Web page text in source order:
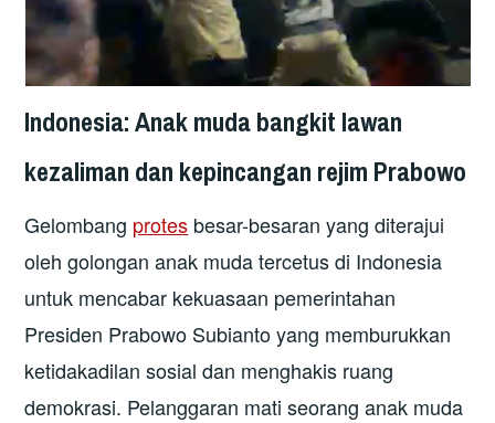
Indonesia:Anak muda bangkit lawan
kezaliman dan kepincangan rejim Prabowo
Gelombang protes besar-besaran yang diterajui
oleh golongan anak muda tercetus di Indonesia
untuk mencabar kekuasaan pemerintahan
Presiden Prabowo Subianto yang memburukkan
ketidakadilan sosial dan menghakis ruang
demokrasi. Pelanggaran mati seorang anak muda